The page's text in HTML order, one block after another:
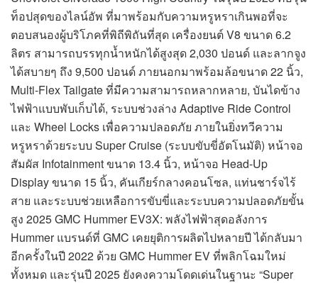
ท็อปสุดของไลน์อัพ ที่มาพร้อมกับความหรูหราเกินพอที่จะ
ตอบสนองผู้บริโภคที่พิถีพิถันที่สุด เครื่องยนต์ V8 ขนาด 6.2
ลิตร สามารถบรรทุกน้ำหนักได้สูงสุด 2,030 ปอนด์ และลากจูง
ได้สบายๆ ถึง 9,500 ปอนด์ ภายนอกมาพร้อมล้อขนาด 22 นิ้ว,
Multi-Flex Tailgate ที่มีความสามารถหลากหลาย, บันไดข้าง
ไฟฟ้าแบบพับเก็บได้, ระบบช่วงล่าง Adaptive Ride Control
และ Wheel Locks เพื่อความปลอดภัย ภายในยิ่งทวีความ
หรูหราด้วยระบบ Super Cruise (ระบบขับขี่อัตโนมัติ) หน้าจอ
สัมผัส Infotainment ขนาด 13.4 นิ้ว, หน้าจอ Head-Up
Display ขนาด 15 นิ้ว, คันเกียร์กลางคอนโซล, แท่นชาร์จไร้
สาย และระบบช่วยเหลือการขับขี่และระบบความปลอดภัยขั้น
สูง 2025 GMC Hummer EV3X: พลังไฟฟ้าสุดอลังการ
Hummer แบรนด์ที่ GMC เคยยุติการผลิตไปหลายปี ได้กลับมา
อีกครั้งในปี 2022 ด้วย GMC Hummer EV ที่พลิกโฉมใหม่
ทั้งหมด และรุ่นปี 2025 ยังคงความโดดเด่นในฐานะ “Super